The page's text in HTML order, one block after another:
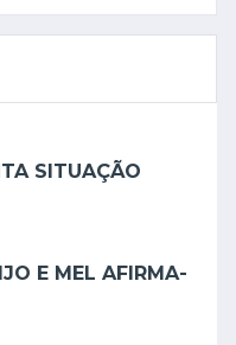
SITUAÇÃO
E MEL AFIRMA-